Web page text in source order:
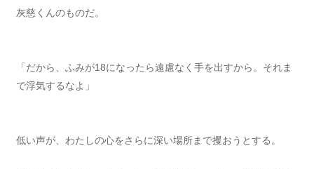
灰慈くんのものだ。
「だから、ふみが18になったら遠慮なく手を出すから。それま
で浮気するなよ」
低い声が、わたしの心をさらに深い場所まで攫おうとする。